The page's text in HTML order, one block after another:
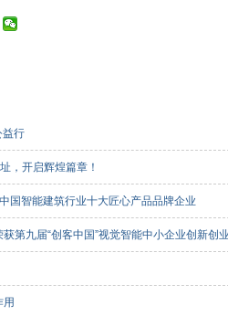
益行
，开启辉煌篇章！
国智能建筑行业十大匠心产品品牌企业
获第九届“创客中国”视觉智能中小企业创新创
用